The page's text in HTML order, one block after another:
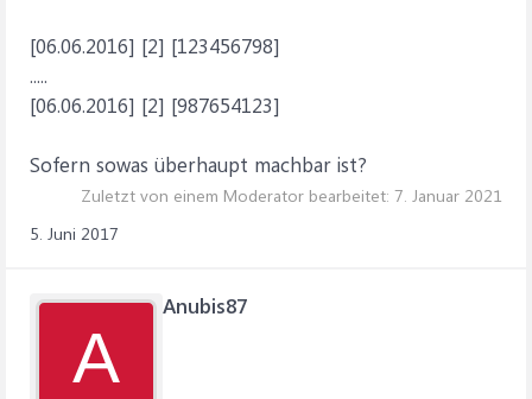
[06.06.2016] [2] [123456798]
.....
[06.06.2016] [2] [987654123]
Sofern sowas überhaupt machbar ist?
Zuletzt von einem Moderator bearbeitet: 7. Januar 2021
5. Juni 2017
A
Anubis87